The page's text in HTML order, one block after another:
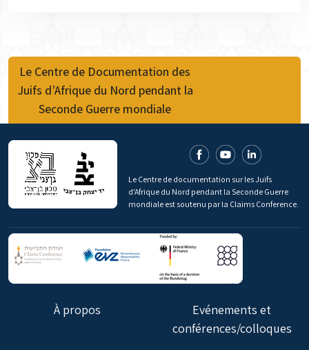
Le Centre de Documentation des
Juifs d’Afrique du Nord pendant la
Seconde Guerre mondiale
Le Centre de documentation sur les Juifs
d'Afrique du Nord pendant la Seconde Guerre
mondiale est soutenu par la Claims Conference.
À propos
Evénements et
conférences/colloques